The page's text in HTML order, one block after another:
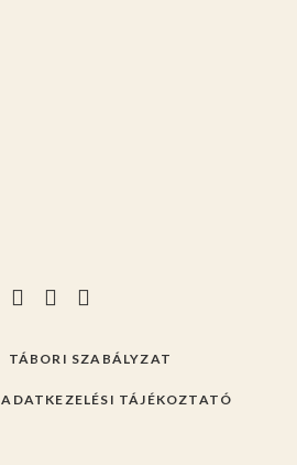
TÁBORI SZABÁLYZAT
ADATKEZELÉSI TÁJÉKOZTATÓ